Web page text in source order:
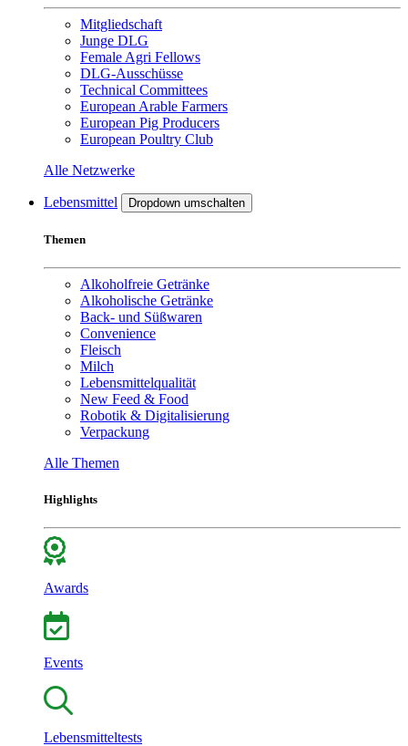
Mitgliedschaft
Junge DLG
Female Agri Fellows
DLG-Ausschüsse
Technical Committees
European Arable Farmers
European Pig Producers
European Poultry Club
Alle Netzwerke
Lebensmittel Dropdown umschalten
Themen
Alkoholfreie Getränke
Alkoholische Getränke
Back- und Süßwaren
Convenience
Fleisch
Milch
Lebensmittelqualität
New Feed & Food
Robotik & Digitalisierung
Verpackung
Alle Themen
Highlights
Awards
Events
Lebensmitteltests